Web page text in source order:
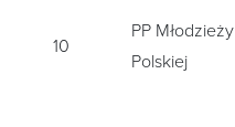
10
PP Młodzieży
Polskiej